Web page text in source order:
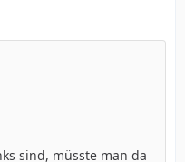
sind, müsste man da